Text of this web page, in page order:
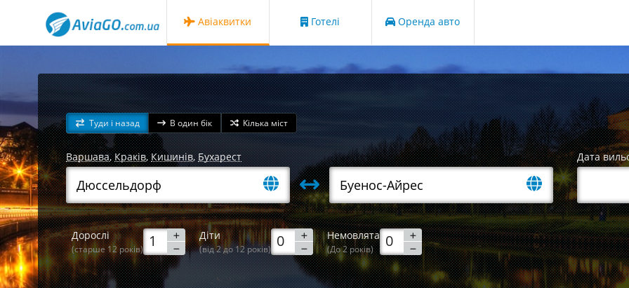
Авіаквитки Готелі Оренда авто
Туди і назад В один бік Кілька міст
Варшава,Краків,Кишинів,Бухарест Дата
Дорослі
(старше 12 років)
Діти
(від 2 до 12 років)
Немовлята
(До 2 років)